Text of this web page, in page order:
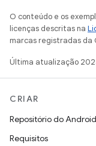
O conteúdo e os
licenças descritas na
marcas registradas da
Última atualização
CRIAR
Repositório do Android
Requisitos